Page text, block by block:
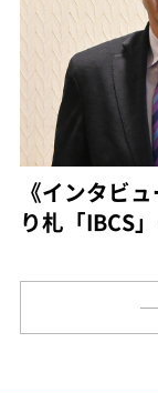
《インタビ
り札「IBCS